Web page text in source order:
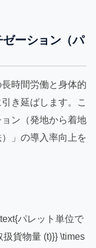
ーション（パ
時間労働と身体的
き延ばします。こ
ン（発地から着地
」の導入率向上を
パレット単位で
貨物量 (t)}} \times